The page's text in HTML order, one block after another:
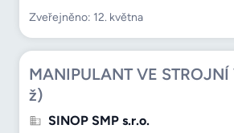
Zveřejněno: 12. května
MANIPULANT VE
ž)
SINOP SMP s.r.o.